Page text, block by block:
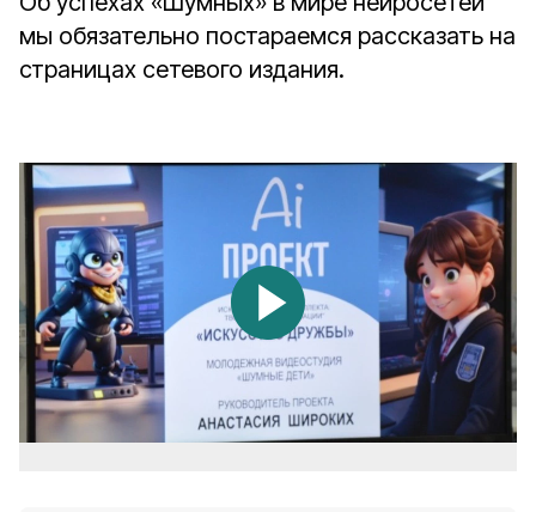
мы обязательно постараемся рассказать на
страницах сетевого издания.